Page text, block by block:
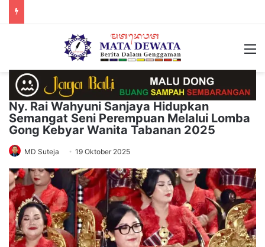
Ny. Rai Wahyuni Sanjaya Hidupkan
Semangat Seni Perempuan Melalui Lomba
Gong Kebyar Wanita Tabanan 2025
MD Suteja 19 Oktober 2025